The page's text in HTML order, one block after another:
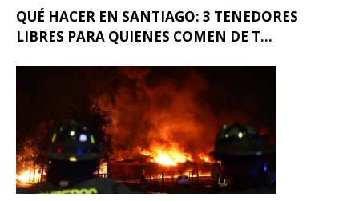
QUÉ HACER EN SANTIAGO: 3 TENEDORES
LIBRES PARA QUIENES COMEN DE T...